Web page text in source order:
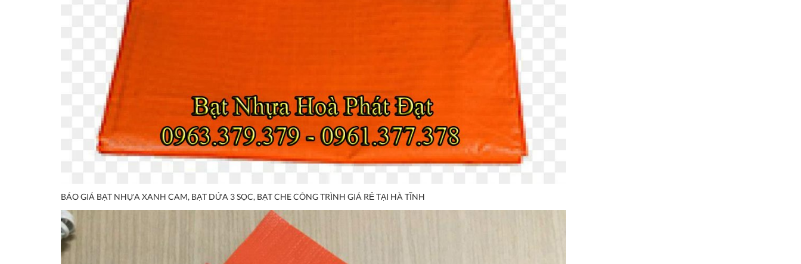
BÁO GIÁ BẠT NHỰA XANH CAM, BẠT DỨA 3 SỌC, BẠT CHE CÔNG TRÌNH GIÁ RẺ TẠI HÀ TĨNH